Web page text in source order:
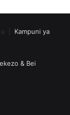
| Kampuni ya
& Bei